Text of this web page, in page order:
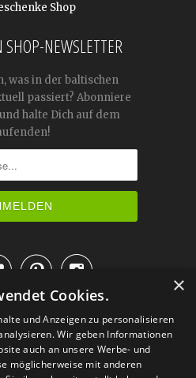
Shop
SHOP-NEWSLETTER
was in der baltischen
passiert? Abonniere
halte Dich auf dem
 ×
Cookies.
und Anzeigen zu personalisieren
Wir geben Informationen
auch an unsere Werbe- und
möglicherweise mit anderen